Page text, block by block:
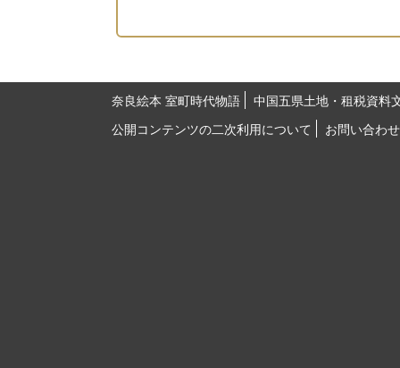
奈良絵本 室町時代物語
中国五県土地・租税資料
公開コンテンツの二次利用について
お問い合わせ